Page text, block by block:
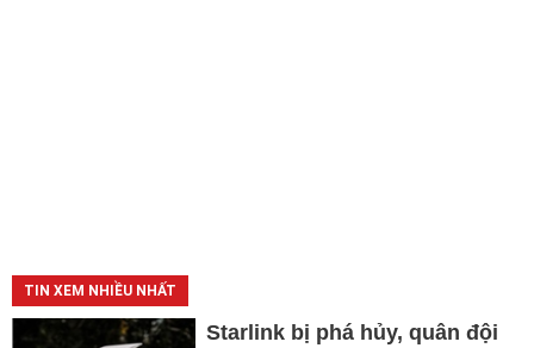
TIN XEM NHIỀU NHẤT
Starlink bị phá hủy, quân đội